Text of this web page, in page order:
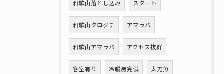
和歌山落とし込み スタート
和歌山クログチ アマラバ
和歌山アマラバ アクセス抜群
客室有り 冷暖房完備 太刀魚